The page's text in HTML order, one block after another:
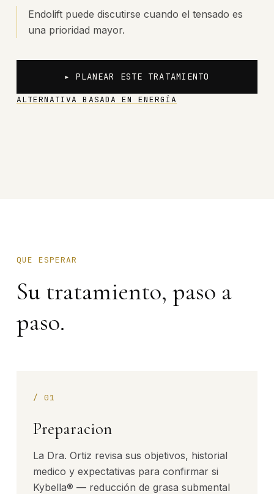
Endolift puede discutirse cuando el tensado es
una prioridad mayor.
▸ PLANEAR ESTE TRATAMIENTO
ALTERNATIVA BASADA EN ENERGÍA
QUE ESPERAR
Su tratamiento, paso a
paso.
/01
Preparacion
La Dra. Ortiz revisa sus objetivos, historial
medico y expectativas para confirmar si
Kybella® — reducción de grasa submental